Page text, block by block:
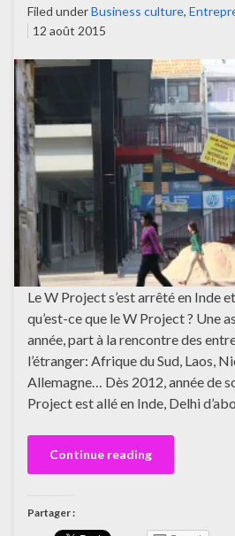
Filed underBusiness culture,
12 août 2015
Le W Project s’est arrêté en Inde
qu’est-ce que le W Project ? Une
année, part à la rencontre des
l’étranger: Afrique du Sud, Laos,
Allemagne… Dès 2012, année de
Project est allé en Inde, Delhi
Continue reading
Partager :